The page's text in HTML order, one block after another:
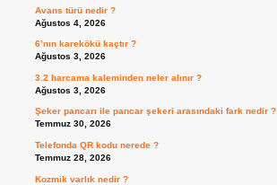
Avans türü nedir ?
Ağustos 4, 2026
6’nın karekökü kaçtır ?
Ağustos 3, 2026
3.2 harcama kaleminden neler alınır ?
Ağustos 3, 2026
Şeker pancarı ile pancar şekeri arasındaki fark nedir ?
Temmuz 30, 2026
Telefonda QR kodu nerede ?
Temmuz 28, 2026
Kozmik varlık nedir ?